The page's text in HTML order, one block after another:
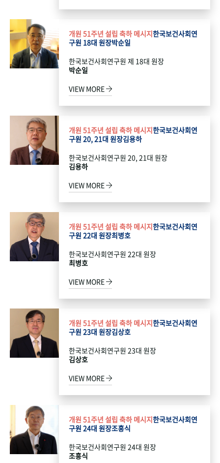
개원 51주년 설립 축하 메시지한국보건사회연
구원 18대 원장박순일
한국보건사회연구원 제 18대 원장
박순일
VIEW MORE
개원 51주년 설립 축하 메시지한국보건사회연
구원 20, 21대 원장김용하
한국보건사회연구원 20, 21대 원장
김용하
VIEW MORE
개원 51주년 설립 축하 메시지한국보건사회연
구원 22대 원장최병호
한국보건사회연구원 22대 원장
최병호
VIEW MORE
개원 51주년 설립 축하 메시지한국보건사회연
구원 23대 원장김상호
한국보건사회연구원 23대 원장
김상호
VIEW MORE
개원 51주년 설립 축하 메시지한국보건사회연
구원 24대 원장조흥식
한국보건사회연구원 24대 원장
조흥식